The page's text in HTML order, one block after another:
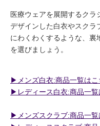
医療ウェアを展開するク
デザインした白衣やスクラ
にわくわくするような、裏
を選びましょう。
▶︎メンズ白衣:商品一覧はこ
▶︎レディース白衣:商品一覧
▶︎メンズスクラブ:商品一覧